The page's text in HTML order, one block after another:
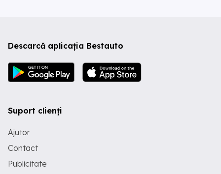
Descarcă aplicația Bestauto
Suport clienți
Ajutor
Contact
Publicitate